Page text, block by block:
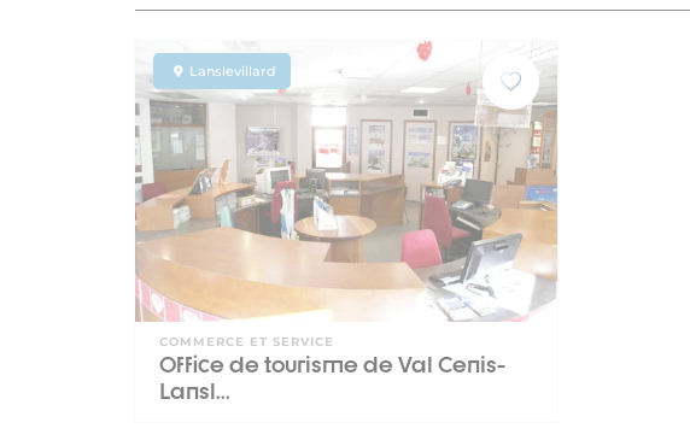
Lanslevillard
COMMERCE ET SERVICE
Office de tourisme de Val Cenis-
Lansl...